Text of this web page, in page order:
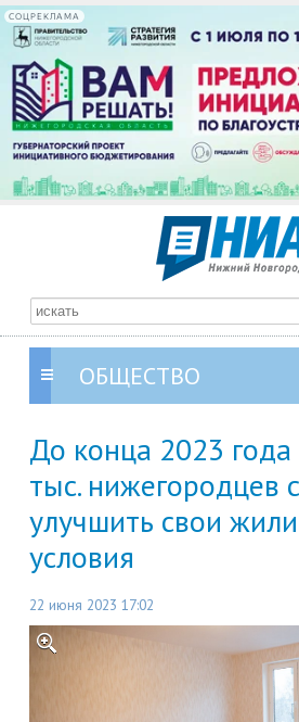
СОЦРЕКЛАМА
ОБЩЕСТВО
До конца 2023
тыс. нижегородцев
улучшить свои
условия
22 июня 2023 17:02